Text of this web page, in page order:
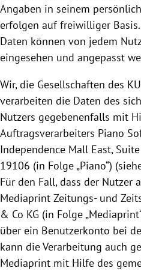
Angaben in seinem
erfolgen auf freiwilliger Basis.
Daten können von jedem
eingesehen und angepasst
Wir, die Gesellschaften des
verarbeiten die Daten des
Nutzers gegebenenfalls mit
Auftragsverarbeiters Piano
Independence Mall East,
19106 (in Folge „Piano“)
Für den Fall, dass der Nutzer
Mediaprint Zeitungs- und
& Co KG (in Folge
über ein Benutzerkonto bei
kann die Verarbeitung auch
Mediaprint mit Hilfe des